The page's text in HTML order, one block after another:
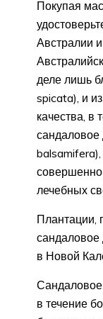
Покупая
Австралии
деле лишь
spicata), и
качества, в
сандаловое
лечебных
Плантации,
сандаловое
в Новой
в течение